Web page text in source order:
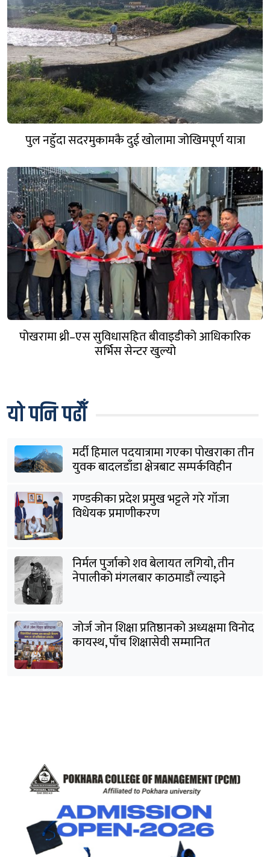
पुल नहुँदा सदरमुकामकै दुई खोलामा जोखिमपूर्ण यात्रा
पोखरामा थ्री–एस सुविधासहित बीवाइडीको आधिकारिक
सर्भिस सेन्टर खुल्यो
यो पनि पढौँ
मर्दी हिमाल पदयात्रामा गएका पोखराका तीन
युवक बादलडाँडा क्षेत्रबाट सम्पर्कविहीन
गण्डकीका प्रदेश प्रमुख भट्टले गरे गाँजा
विधेयक प्रमाणीकरण
निर्मल पुर्जाको शव बेलायत लगियो, तीन
नेपालीको मंगलबार काठमाडौं ल्याइने
जोर्ज जोन शिक्षा प्रतिष्ठानको अध्यक्षमा विनोद
कायस्थ, पाँच शिक्षासेवी सम्मानित